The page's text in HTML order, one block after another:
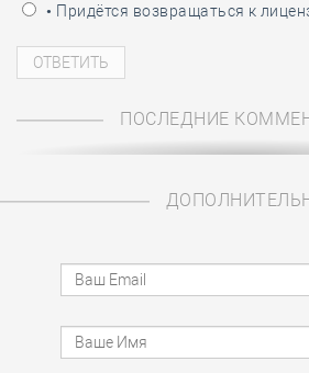
• Придётся возвращаться к
ПОСЛЕДНИЕ